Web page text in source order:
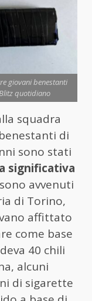
giovani benestanti
quotidiano
squadra
di
sono stati
significativa
avvenuti
di Torino,
affittato
come base
40 chili
alcuni
di sigarette